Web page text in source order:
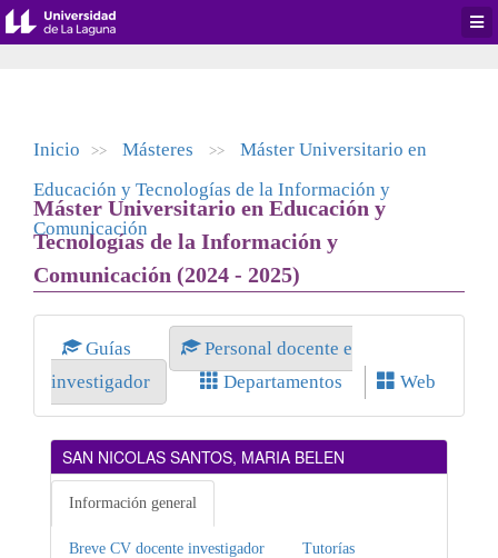
Inicio >> Másteres >>
Máster Universitario en
Educación y Tecnologías de la Información y
Comunicación
Máster Universitario en Educación y
Tecnologías de la Información y
Comunicación (2024 - 2025)
Guías
Personal docente e
investigador
Departamentos Web
SAN NICOLAS SANTOS, MARIA BELEN
Información general
Breve CV docente investigador Tutorías